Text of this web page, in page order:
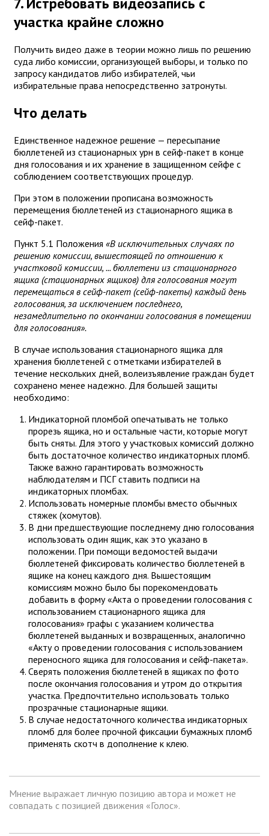
участка крайне сложно
Получить видео даже в теории можно лишь по решению
суда либо комиссии, организующей выборы, и только по
запросу кандидатов либо избирателей, чьи
избирательные права непосредственно затронуты.
Что делать
Единственное надежное решение — пересыпание
бюллетеней из стационарных урн в сейф-пакет в конце
дня голосования и их хранение в защищенном сейфе с
соблюдением соответствующих процедур.
При этом в положении прописана возможность
перемещения бюллетеней из стационарного ящика в
сейф-пакет.
Пункт 5.1 Положения «В исключительных случаях по
решению комиссии, вышестоящей по отношению к
участковой комиссии, ... бюллетени из стационарного
ящика (стационарных ящиков) для голосования могут
перемещаться в сейф-пакет (сейф-пакеты) каждый день
голосования, за исключением последнего,
незамедлительно по окончании голосования в помещении
для голосования».
В случае использования стационарного ящика для
хранения бюллетеней с отметками избирателей в
течение нескольких дней, волеизъявление граждан будет
сохранено менее надежно. Для большей защиты
необходимо:
Индикаторной пломбой опечатывать не только
прорезь ящика, но и остальные части, которые могут
быть сняты. Для этого у участковых комиссий должно
быть достаточное количество индикаторных пломб.
Также важно гарантировать возможность
наблюдателям и ПСГ ставить подписи на
индикаторных пломбах.
Использовать номерные пломбы вместо обычных
стяжек (хомутов).
В дни предшествующие последнему дню голосования
использовать один ящик, как это указано в
положении. При помощи ведомостей выдачи
бюллетеней фиксировать количество бюллетеней в
ящике на конец каждого дня. Вышестоящим
комиссиям можно было бы порекомендовать
добавить в форму «Акта о проведении голосования с
использованием стационарного ящика для
голосования» графы с указанием количества
бюллетеней выданных и возвращенных, аналогично
«Акту о проведении голосования с использованием
переносного ящика для голосования и сейф-пакета».
Сверять положения бюллетеней в ящиках по фото
после окончания голосования и утром до открытия
участка. Предпочтительно использовать только
прозрачные стационарные ящики.
В случае недостаточного количества индикаторных
пломб для более прочной фиксации бумажных пломб
применять скотч в дополнение к клею.
Мнение выражает личную позицию автора и может не
совпадать с позицией движения «Голос».